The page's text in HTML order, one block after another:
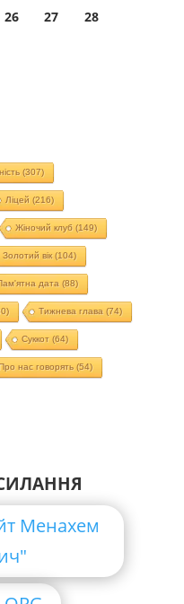
26 27
28
(307)
Ліцей (216)
Жіночий клуб (149)
Золотий вік(104)
дата (88)
Тижнева глава (74)
Суккот (64)
нас говорять (54)
Менахем